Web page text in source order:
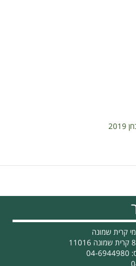
קרית שמונה